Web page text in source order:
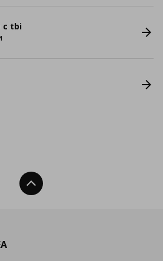
с tbi
Нагоре